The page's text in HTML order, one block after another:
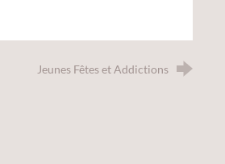
Jeunes Fêtes et Addictions